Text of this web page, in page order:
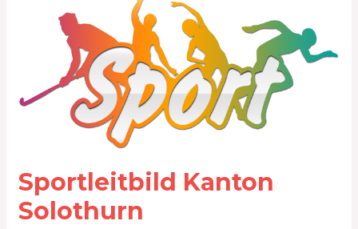
Sportleitbild Kanton
Solothurn
Solothurn